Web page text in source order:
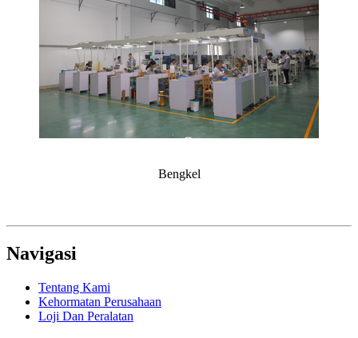
Bengkel
Navigasi
Tentang Kami
Kehormatan Perusahaan
Loji Dan Peralatan